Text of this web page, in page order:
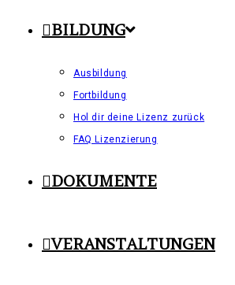
BILDUNG
Ausbildung
Fortbildung
Hol dir deine Lizenz zurück
FAQ Lizenzierung
DOKUMENTE
VERANSTALTUNGEN